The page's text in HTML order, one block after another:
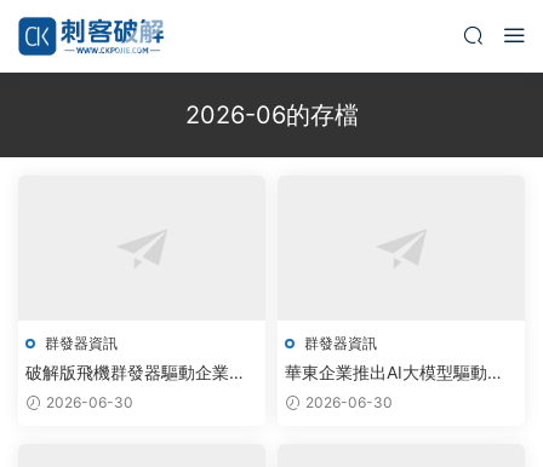
2026-06的存檔
群發器資訊
破解版飛機群發器驅動企業自
動化營銷效率飙升80%
2026-06-30
群發器資訊
華東企業推出AI大模型驅動飛
機群發器，破解版拉人工具落
2026-06-30